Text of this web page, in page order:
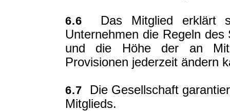
6.6 Das Mitglied erklärt
Unternehmen die Regeln
und die Höhe der an
Provisionen jederzeit ändern
6.7 Die Gesellschaft
Mitglieds.